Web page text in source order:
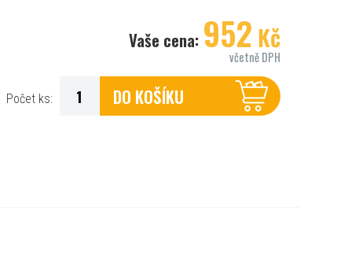
Vaše cena: 952 Kč
včetně DPH
Počet ks: DO KOŠÍKU